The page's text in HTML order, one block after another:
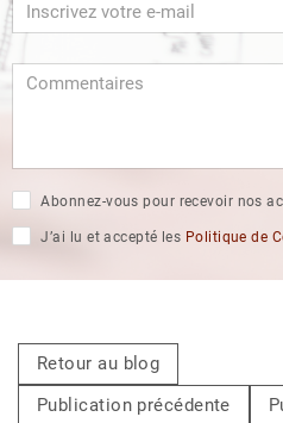
Abonnez-vous pour recevoir nos
J’ai lu et accepté les Politique de
Retour au blog
Publication précédente